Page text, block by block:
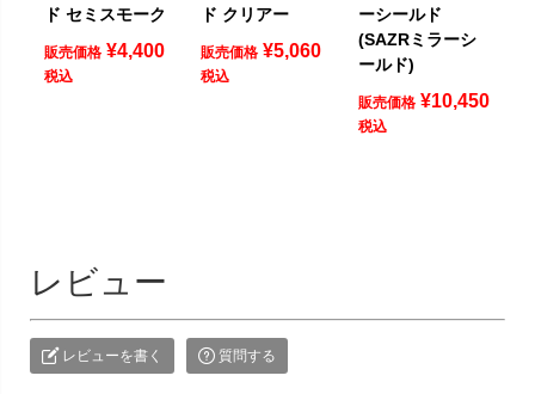
ド セミスモーク
販売価格 ¥4,400
税込
ド クリアー
販売価格 ¥5,060
税込
ーシールド
(SAZRミラーシ
ールド)
販売価格 ¥10,450
税込
レビュー
レビューを書く 質問する